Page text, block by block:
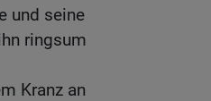
und seine
ringsum
Kranz an